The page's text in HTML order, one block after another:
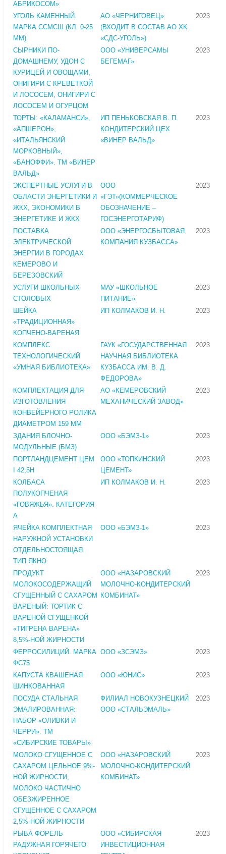
АБРИКОСОМ»
УГОЛЬ КАМЕННЫЙ.
МАРКА ССМСШ (КЛ. 0-25
ММ)
АО «ЧЕРНИГОВЕЦ»
(ВХОДИТ В СОСТАВ АО ХК
«СДС-УГОЛЬ»)
2023
СЫРНИКИ ПО-
ДОМАШНЕМУ, УДОН С
КУРИЦЕЙ И ОВОЩАМИ,
ОНИГИРИ С КРЕВЕТКОЙ
И ЛОСОСЕМ, ОНИГИРИ С
ЛОСОСЕМ И ОГУРЦОМ
ООО «УНИВЕРСАМЫ
БЕГЕМАГ»
2023
ТОРТЫ: «КАЛАМАНСИ»,
«АПШЕРОН»,
«ИТАЛЬЯНСКИЙ
МОРКОВНЫЙ»,
«БАНОФФИ». ТМ «ВИНЕР
ВАЛЬД»
ИП ПЕНЬКОВСКАЯ В. П.
КОНДИТЕРСКИЙ ЦЕХ
«ВИНЕР ВАЛЬД»
2023
ЭКСПЕРТНЫЕ УСЛУГИ В
ОБЛАСТИ ЭНЕРГЕТИКИ И
ЖКХ, ЭКОНОМИКИ В
ЭНЕРГЕТИКЕ И ЖКХ
ООО
«ГЭТ»(КОММЕРЧЕСКОЕ
ОБОЗНАЧЕНИЕ –
ГОСЭНЕРГОТАРИФ)
2023
ПОСТАВКА
ЭЛЕКТРИЧЕСКОЙ
ЭНЕРГИИ В ГОРОДАХ
КЕМЕРОВО И
БЕРЕЗОВСКИЙ
ООО «ЭНЕРГОСБЫТОВАЯ
КОМПАНИЯ КУЗБАССА»
2023
УСЛУГИ ШКОЛЬНЫХ
СТОЛОВЫХ
МАУ «ШКОЛЬНОЕ
ПИТАНИЕ»
2023
ШЕЙКА
«ТРАДИЦИОННАЯ»
КОПЧЕНО-ВАРЕНАЯ
ИП КОЛМАКОВ И. Н. 2023
КОМПЛЕКС
ТЕХНОЛОГИЧЕСКИЙ
«УМНАЯ БИБЛИОТЕКА»
ГАУК «ГОСУДАРСТВЕННАЯ
НАУЧНАЯ БИБЛИОТЕКА
КУЗБАССА ИМ. В. Д.
ФЕДОРОВА»
2023
КОМПЛЕКТАЦИЯ ДЛЯ
ИЗГОТОВЛЕНИЯ
КОНВЕЙЕРНОГО РОЛИКА
ДИАМЕТРОМ 159 ММ
АО «КЕМЕРОВСКИЙ
МЕХАНИЧЕСКИЙ ЗАВОД»
2023
ЗДАНИЯ БЛОЧНО-
МОДУЛЬНЫЕ (БМЗ)
ООО «БЭМЗ-1» 2023
ПОРТЛАНДЦЕМЕНТ ЦЕМ
I 42,5Н
ООО «ТОПКИНСКИЙ
ЦЕМЕНТ»
2023
КОЛБАСА
ПОЛУКОПЧЕНАЯ
«ГОВЯЖЬЯ». КАТЕГОРИЯ
А
ИП КОЛМАКОВ И. Н. 2023
ЯЧЕЙКА КОМПЛЕКТНАЯ
НАРУЖНОЙ УСТАНОВКИ
ОТДЕЛЬНОСТОЯЩАЯ.
ТИП ЯКНО
ООО «БЭМЗ-1» 2023
ПРОДУКТ
МОЛОКОСОДЕРЖАЩИЙ
СГУЩЕННЫЙ С САХАРОМ
ВАРЕНЫЙ: ТОРТИК С
ВАРЕНОЙ СГУЩЕНКОЙ
«ТИГРЕНА ВАРЕНА»
8,5%-НОЙ ЖИРНОСТИ
ООО «НАЗАРОВСКИЙ
МОЛОЧНО-КОНДИТЕРСКИЙ
КОМБИНАТ»
2023
ФЕРРОСИЛИЦИЙ. МАРКА
ФС75
ООО «ЗСЭМЗ» 2023
КАПУСТА КВАШЕНАЯ
ШИНКОВАННАЯ
ООО «ЮНИС» 2023
ПОСУДА СТАЛЬНАЯ
ЭМАЛИРОВАННАЯ:
НАБОР «ОЛИВКИ И
ЧЕРРИ». ТМ
«СИБИРСКИЕ ТОВАРЫ»
ФИЛИАЛ НОВОКУЗНЕЦКИЙ
ООО «СТАЛЬЭМАЛЬ»
2023
МОЛОКО СГУЩЕННОЕ С
САХАРОМ ЦЕЛЬНОЕ 9%-
НОЙ ЖИРНОСТИ,
МОЛОКО ЧАСТИЧНО
ОБЕЗЖИРЕННОЕ
СГУЩЕННОЕ С САХАРОМ
2,5%-НОЙ ЖИРНОСТИ
ООО «НАЗАРОВСКИЙ
МОЛОЧНО-КОНДИТЕРСКИЙ
КОМБИНАТ»
2023
РЫБА ФОРЕЛЬ
РАДУЖНАЯ ГОРЯЧЕГО
ООО «СИБИРСКАЯ
ИНВЕСТИЦИОННАЯ
2023